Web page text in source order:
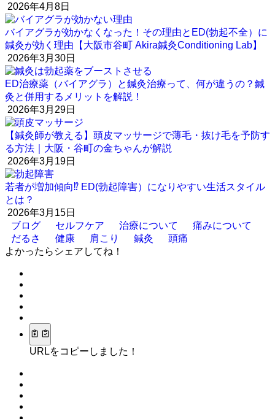
2026年4月8日
バイアグラが効かなくなった！その理由とED(勃起不全）に
鍼灸が効く理由【大阪市谷町 Akira鍼灸Conditioning Lab】
2026年3月30日
ED治療薬（バイアグラ）と鍼灸治療って、何が違うの？鍼
灸と併用するメリットを解説！
2026年3月29日
【鍼灸師が教える】頭皮マッサージで薄毛・抜け毛を予防す
る方法｜大阪・谷町の金ちゃんが解説
2026年3月19日
若者が増加傾向⁉︎ ED(勃起障害）になりやすい生活スタイル
とは？
2026年3月15日
ブログ
セルフケア 治療について
痛みについて
だるさ
健康 肩こり 鍼灸
頭痛
よかったらシェアしてね！
URLをコピーしました！